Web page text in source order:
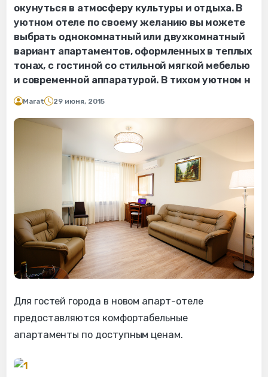
окунуться в атмосферу культуры и отдыха. В
уютном отеле по своему желанию вы можете
выбрать однокомнатный или двухкомнатный
вариант апартаментов, оформленных в теплых
тонах, с гостиной со стильной мягкой мебелью
и современной аппаратурой. В тихом уютном н
Marat 29 июня, 2015
Для гостей города в новом апарт-отеле
предоставляются комфортабельные
апартаменты по доступным ценам.